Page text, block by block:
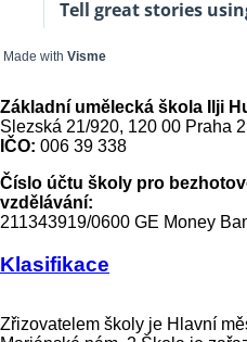
Made with Visme
Základní umělecká škola Ilji
Slezská 21/920, 120 00 Praha 2
IČO: 006 39 338
Číslo účtu školy pro
vzdělávání:
211343919/0600 GE Money
Klasifikace
Zřizovatelem školy je Hlavní